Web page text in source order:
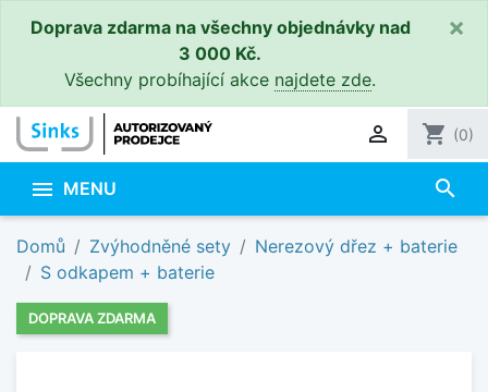
Doprava zdarma na všechny objednávky nad
3 000 Kč.
Všechny probíhající akce najdete zde.
×
 shopping_cart (0)
 MENU search
Domů Zvýhodněné sety
Nerezový dřez + baterie
S odkapem + baterie
DOPRAVA ZDARMA